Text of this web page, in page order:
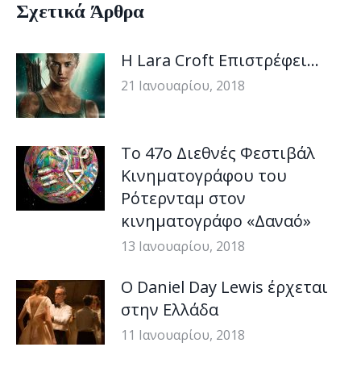
Σχετικά Άρθρα
H Lara Croft Επιστρέφει…
21 Ιανουαρίου, 2018
Το 47ο Διεθνές Φεστιβάλ
Κινηματογράφου του
Ρότερνταμ στον
κινηματογράφο «Δαναό»
13 Ιανουαρίου, 2018
Ο Daniel Day Lewis έρχεται
στην Ελλάδα
11 Ιανουαρίου, 2018